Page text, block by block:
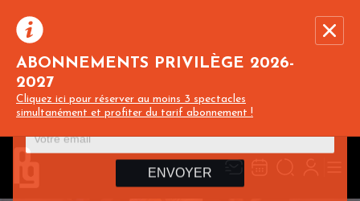
ABONNEMENTS PRIVILÈGE 2026-
2027
Cliquez ici pour réserver au moins 3 spectacles
simultanément et profiter du tarif abonnement !
Recevez toute l’actualité en vous abonnant à
notre newsletter :
ENVOYER